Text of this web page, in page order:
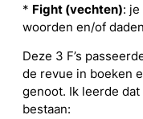
* Fight (vechten):
woorden en/of daden
Deze 3 F’s
de revue in boeken
genoot. Ik leerde dat
bestaan: